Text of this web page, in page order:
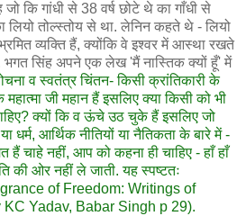
कि गांधी से 38 वर्ष छोटे थे का गाँधी से
लियो तोल्स्तोय से था. लेनिन कहते थे - लियो
व्यक्ति हैं, क्योंकि वे इश्वर में आस्था रखते
भगत सिंह अपने एक लेख 'मैं नास्तिक क्यों हूँ' में
व स्वतंत्र चिंतन- किसी क्रांतिकारी के
महात्मा जी महान हैं इसलिए क्या किसी को भी
क्यों कि व ऊंचे उठ चुके हैं इसलिए जो
धर्म, आर्थिक नीतियों या नैतिकता के बारे में -
चाहे नहीं, आप को कहना ही चाहिए - हाँ हाँ
की ओर नहीं ले जाती. यह स्पष्टतः
of Freedom: Writings of
Yadav, Babar Singh p 29).